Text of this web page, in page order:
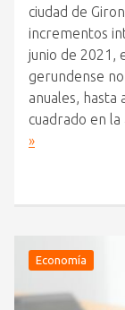
ciudad de
incrementos
junio de 2021,
gerundense
anuales,
cuadrado en
»
Economía